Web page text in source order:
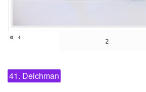
« ‹
41. Deichman